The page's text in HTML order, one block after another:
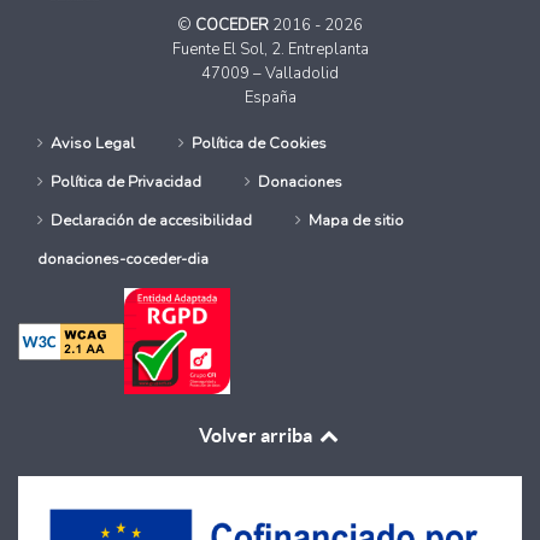
© COCEDER 2016 - 2026
Fuente El Sol, 2. Entreplanta
47009 – Valladolid
España
Aviso Legal
Política de Cookies
Política de Privacidad
Donaciones
Declaración de accesibilidad
Mapa de sitio
donaciones-coceder-dia
Volver arriba